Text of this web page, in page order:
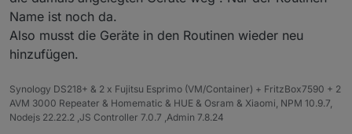
In Alexa Skill "Custom IObroker"
verknüpft, Einmal-PW aus email
eingetragen, musste neues PW vergeben
Geräte-suche in Alexa erfolgreich., alles
Name ist noch da.
Also musst die Geräte in den Routinen wieder neu
hinzufügen.
Synology DS218+ & 2 x Fujitsu Esprimo (VM/Container) + FritzBox7590 + 2
AVM 3000 Repeater & Homematic & HUE & Osram & Xiaomi, NPM 10.9.7,
Nodejs 22.22.2 ,JS Controller 7.0.7 ,Admin 7.8.24